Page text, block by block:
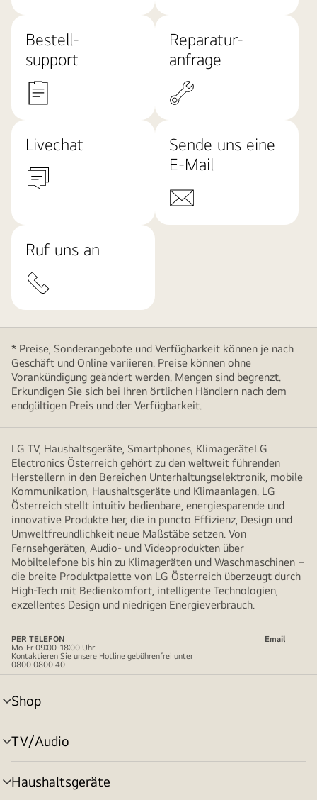
Bestell-
support
Reparatur-
anfrage
Livechat
Sende uns eine
E-Mail
Ruf uns an
* Preise, Sonderangebote und Verfügbarkeit können je nach
Geschäft und Online variieren. Preise können ohne
Vorankündigung geändert werden. Mengen sind begrenzt.
Erkundigen Sie sich bei Ihren örtlichen Händlern nach dem
endgültigen Preis und der Verfügbarkeit.
LG TV, Haushaltsgeräte, Smartphones, KlimageräteLG
Electronics Österreich gehört zu den weltweit führenden
Herstellern in den Bereichen Unterhaltungselektronik, mobile
Kommunikation, Haushaltsgeräte und Klimaanlagen. LG
Österreich stellt intuitiv bedienbare, energiesparende und
innovative Produkte her, die in puncto Effizienz, Design und
Umweltfreundlichkeit neue Maßstäbe setzen. Von
Fernsehgeräten, Audio- und Videoprodukten über
Mobiltelefone bis hin zu Klimageräten und Waschmaschinen –
die breite Produktpalette von LG Österreich überzeugt durch
High-Tech mit Bedienkomfort, intelligente Technologien,
exzellentes Design und niedrigen Energieverbrauch.
PER TELEFON
Email
Mo-Fr 09:00-18:00 Uhr
Kontaktieren Sie unsere Hotline gebührenfrei unter
0800 0800 40
Shop
Menü
umschalten
TV/Audio
Menü
umschalten
Haushaltsgeräte
Menü